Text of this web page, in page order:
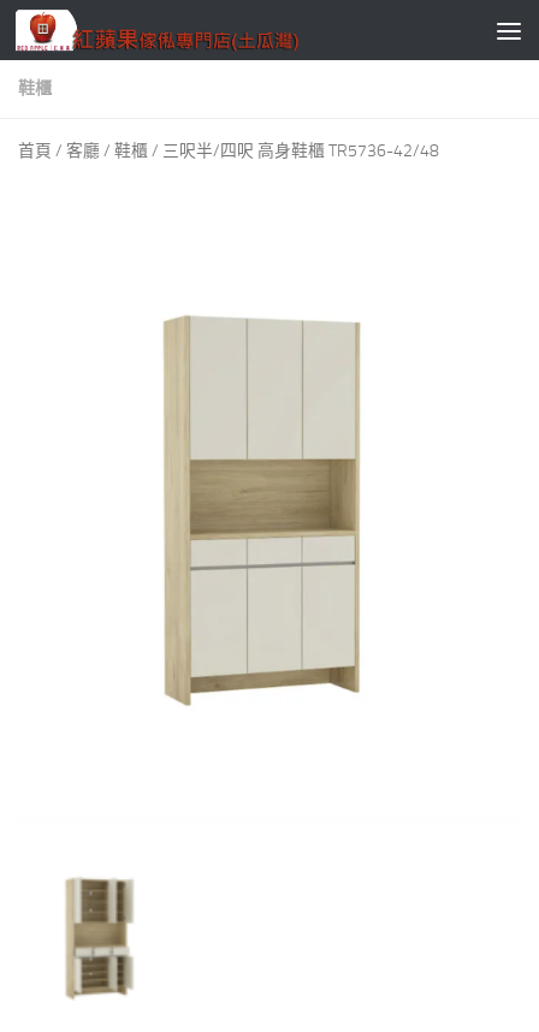
Skip to content
鞋櫃
首頁 / 客廳 / 鞋櫃 / 三呎半/四呎 高身鞋櫃 TR5736-42/48